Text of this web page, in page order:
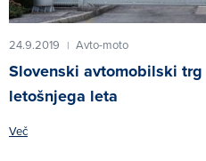
24.9.2019 | Avto-moto
Slovenski avtomobilski
letošnjega leta
Več